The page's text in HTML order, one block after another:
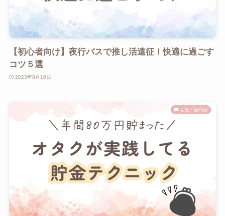
【初心者向け】夜行バスで推し活遠征！快適に過ごす
コツ５選
2023年8月16日
お金・節約術